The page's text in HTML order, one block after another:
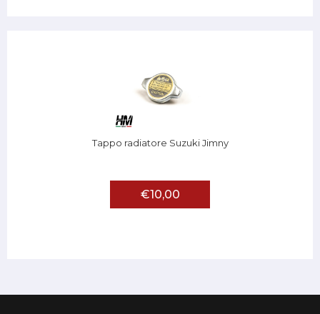
Tappo radiatore Suzuki Jimny
€10,00